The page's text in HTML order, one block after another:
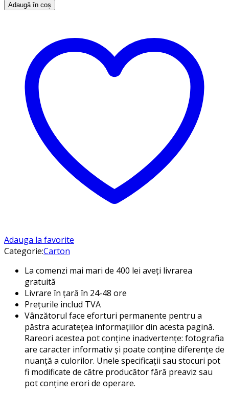
Adaugă în coș
Adauga la favorite
Categorie:Carton
La comenzi mai mari de 400 lei aveți livrarea
gratuită
Livrare în țară în 24-48 ore
Prețurile includ TVA
Vânzătorul face eforturi permanente pentru a
păstra acuratețea informațiilor din acesta pagină.
Rareori acestea pot conține inadvertențe: fotografia
are caracter informativ și poate conține diferențe de
nuanță a culorilor. Unele specificații sau stocuri pot
fi modificate de către producător fără preaviz sau
pot conține erori de operare.